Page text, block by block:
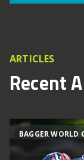
ARTICLES
Recent
BAGGER WORLD